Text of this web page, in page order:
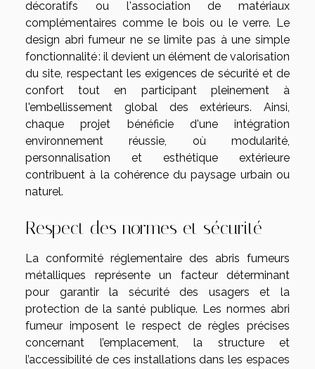
décoratifs ou l'association de matériaux
complémentaires comme le bois ou le verre. Le
design abri fumeur ne se limite pas à une simple
fonctionnalité : il devient un élément de valorisation
du site, respectant les exigences de sécurité et de
confort tout en participant pleinement à
l'embellissement global des extérieurs. Ainsi,
chaque projet bénéficie d'une intégration
environnement réussie, où modularité,
personnalisation et esthétique extérieure
contribuent à la cohérence du paysage urbain ou
naturel.
Respect des normes et sécurité
La conformité réglementaire des abris fumeurs
métalliques représente un facteur déterminant
pour garantir la sécurité des usagers et la
protection de la santé publique. Les normes abri
fumeur imposent le respect de règles précises
concernant l’emplacement, la structure et
l’accessibilité de ces installations dans les espaces